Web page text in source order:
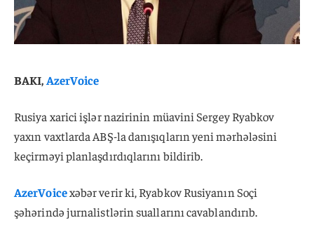
BAKI,AzerVoice
Rusiya xarici işlər nazirinin müavini Sergey Ryabkov
yaxın vaxtlarda ABŞ-la danışıqların yeni mərhələsini
keçirməyi planlaşdırdıqlarını bildirib.
AzerVoicexəbər verir ki, Ryabkov Rusiyanın Soçi
şəhərində jurnalistlərin suallarını cavablandırıb.